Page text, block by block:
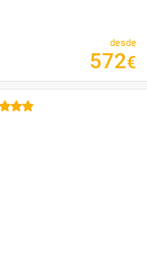
desde
572€